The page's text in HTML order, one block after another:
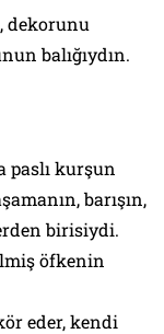
dekorunu
balığıydın.
paslı kurşun
barışın,
birisiydi.
öfkenin
eder, kendi